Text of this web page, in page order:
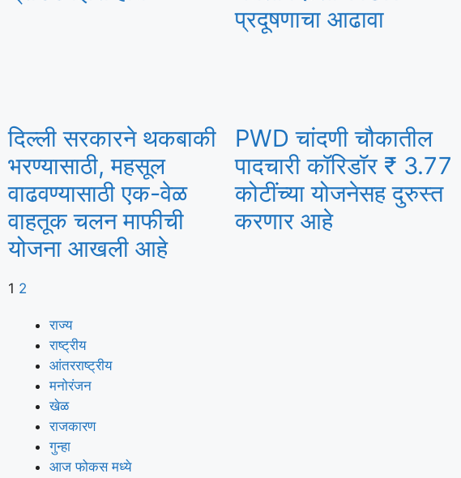
प्रदूषणाचा आढावा
दिल्ली सरकारने थकबाकी
भरण्यासाठी, महसूल
वाढवण्यासाठी एक-वेळ
वाहतूक चलन माफीची
योजना आखली आहे
PWD चांदणी चौकातील
पादचारी कॉरिडॉर ₹ 3.77
कोटींच्या योजनेसह दुरुस्त
करणार आहे
1 2
राज्य
राष्ट्रीय
आंतरराष्ट्रीय
मनोरंजन
खेळ
राजकारण
गुन्हा
आज फोकस मध्ये